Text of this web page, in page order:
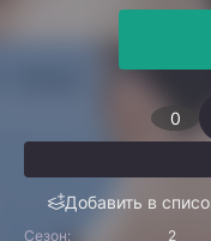
0
Добавить в
Сезон:
2